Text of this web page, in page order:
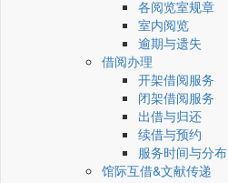
各阅览室规章
室内阅览
逾期与遗失
借阅办理
开架借阅服务
闭架借阅服务
出借与归还
续借与预约
服务时间与分布
馆际互借&文献传递